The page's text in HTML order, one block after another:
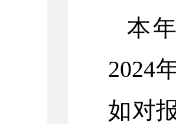
本
2024
如对